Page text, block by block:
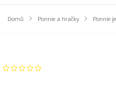
Domů / Ponnie a hračky / Ponnie